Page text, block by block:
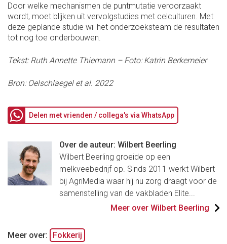
Door welke mechanismen de puntmutatie veroorzaakt
wordt, moet blijken uit vervolgstudies met celculturen. Met
deze geplande studie wil het onderzoeksteam de resultaten
tot nog toe onderbouwen.
Tekst: Ruth Annette Thiemann – Foto: Katrin Berkemeier
Bron: Oelschlaegel et al. 2022
Delen met vrienden / collega's via WhatsApp
Over de auteur: Wilbert Beerling
Wilbert Beerling groeide op een
melkveebedrijf op. Sinds 2011 werkt Wilbert
bij AgriMedia waar hij nu zorg draagt voor de
samenstelling van de vakbladen Elite...
Meer over Wilbert Beerling
Meer over: Fokkerij